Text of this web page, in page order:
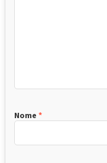
Nome *